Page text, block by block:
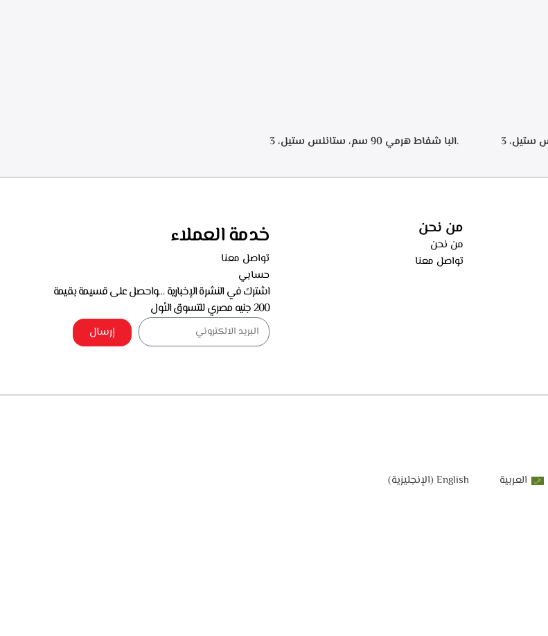
.البا شفاط هرمي 90 سم، ستانلس ستيل، 3
.البا شفاط هرمي 90 سم، ستانلس ستيل، 3
من نحن
من نحن
تواصل معنا
خدمة العملاء
تواصل معنا
حسابي
اشترك في النشرة الإخبارية …واحصل على قسيمة بقيمة
200 جنيه مصري للتسوق الأول
إرسال
العربية English
(الإنجليزية)